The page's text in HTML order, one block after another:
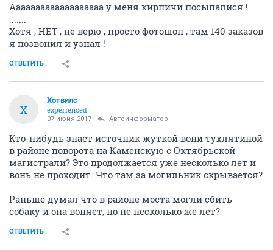
Ааааааааааааааааааа у меня кирпичи посыпалися !
.......
Хотя , НЕТ , не верю , просто фотошоп , там 140 заказов
я позвонил и узнал !
ОТВЕТИТЬ
Х
Хотвилс
experienced
07 июня 2017 Автоинформатор
Кто-нибудь знает источник жуткой вони тухлятиной
в районе поворота на Каменскую с Октябрьской
магистрали? Это продолжается уже несколько лет и
вонь не проходит. Что там за могильник скрывается?
Раньше думал что в районе моста могли сбить
собаку и она воняет, но не несколько же лет?
ОТВЕТИТЬ